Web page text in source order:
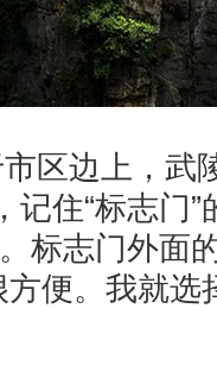
区边上，武
记住“标志门
标志门外面
方便。我就选